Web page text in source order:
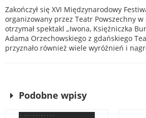
Zakończył się XVI Międzynarodowy
organizowany przez Teatr Powszechny
otrzymał spektakl „Iwona, Księżniczka
Adama Orzechowskiego z gdańskiego
przyznało również wiele wyróżnień i
Podobne wpisy